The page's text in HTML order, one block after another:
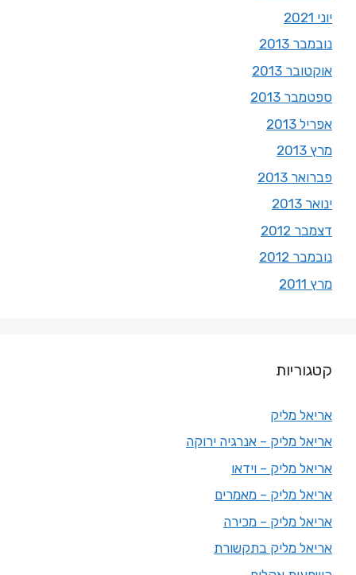
יוני 2021
נובמבר 2013
אוקטובר 2013
ספטמבר 2013
אפריל 2013
מרץ 2013
פברואר 2013
ינואר 2013
דצמבר 2012
נובמבר 2012
מרץ 2011
קטגוריות
אריאל מליק
אריאל מליק – אנרגיה ירוקה
אריאל מליק – וידאו
אריאל מליק – מאמרים
אריאל מליק – מכירה
אריאל מליק בתקשורת